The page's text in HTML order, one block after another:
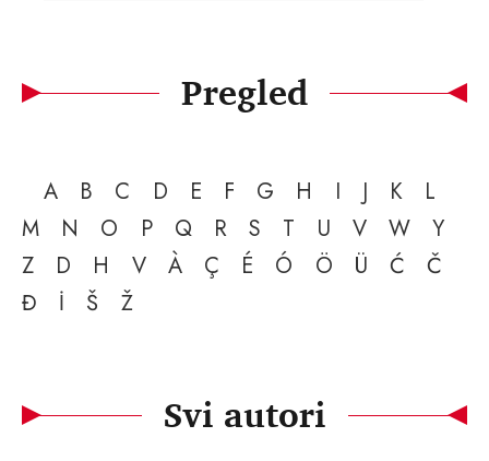
Pregled
A B C D E F G H I J K
L
M
N O P Q R S T U V W
Y
Z
D H V À Ç É Ó Ö Ü Ć
Č
Đ
İ Š Ž
Svi autori